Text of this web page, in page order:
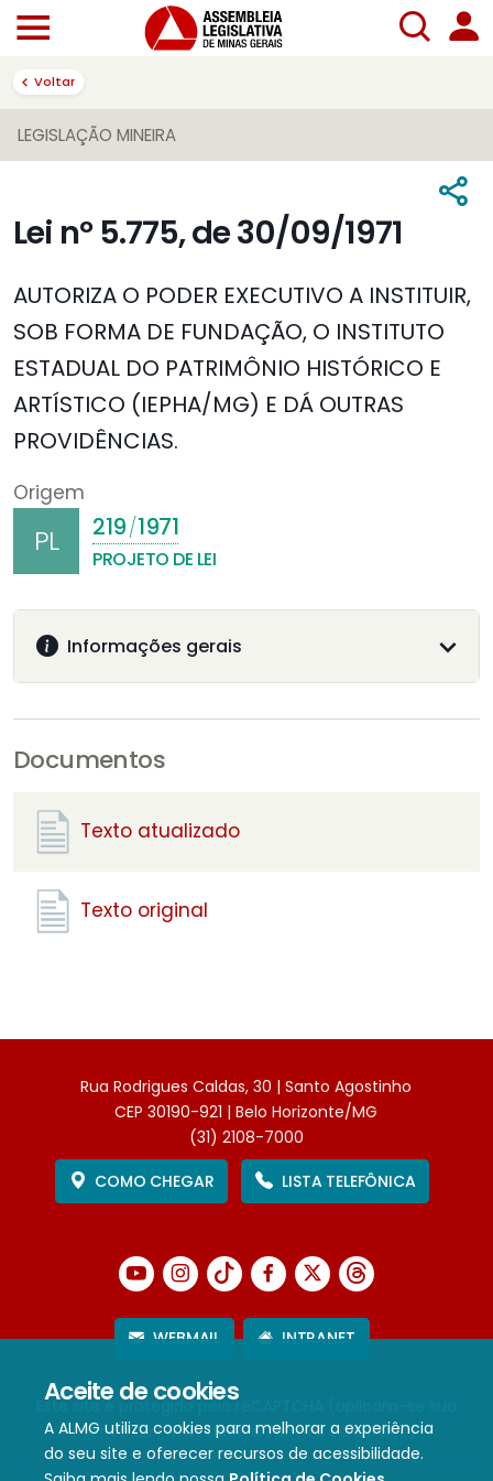
Aceite de cookies
A ALMG utiliza cookies para melhorar a experiência
do seu site e oferecer recursos de acessibilidade.
Voltar
LEGISLAÇÃO MINEIRA
Lei nº 5.775, de 30/09/1971
AUTORIZA O PODER EXECUTIVO A INSTITUIR,
SOB FORMA DE FUNDAÇÃO, O INSTITUTO
ESTADUAL DO PATRIMÔNIO HISTÓRICO E
ARTÍSTICO (IEPHA/MG) E DÁ OUTRAS
PROVIDÊNCIAS.
Origem
PL 219/1971
PROJETO DE LEI
Informações gerais
Documentos
Texto atualizado
Texto original
Rua Rodrigues Caldas, 30 | Santo Agostinho
CEP 30190-921 | Belo Horizonte/MG
(31) 2108-7000
COMO CHEGAR
LISTA TELEFÔNICA
WEBMAIL INTRANET
Este site é protegido pelo reCAPTCHA (aplicam-se sua
Política de PrivacidadeeTermos de Serviço).